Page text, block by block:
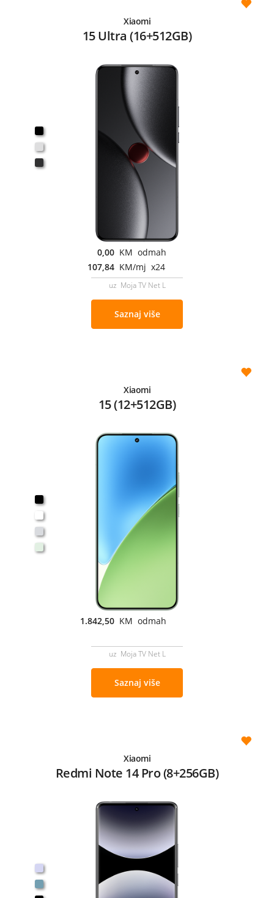
Xiaomi
15 Ultra (16+512GB)
0,00 KM odmah
107,84 KM/mj x24
uz Moja TV Net L
Saznaj više
Xiaomi
15 (12+512GB)
1.842,50 KM odmah
uz Moja TV Net L
Saznaj više
Xiaomi
Redmi Note 14 Pro (8+256GB)